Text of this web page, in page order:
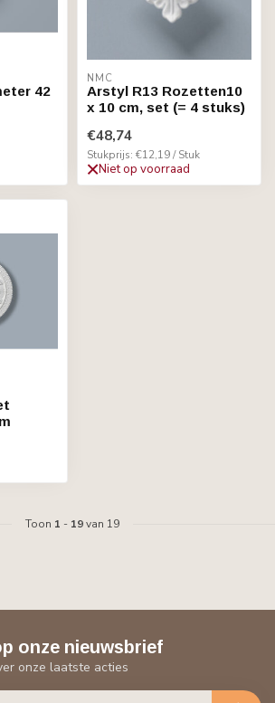
42
NMC
Arstyl R13 Rozetten10
x 10 cm, set (= 4 stuks)
€48,74
Stukprijs: €12,19 / Stuk
Niet op voorraad
Toon 1 - 19van 19
onze nieuwsbrief
onze laatste acties